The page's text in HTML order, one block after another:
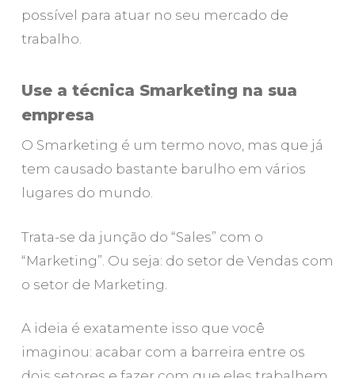
possível para atuar no seu mercado de
trabalho.
Use a técnica Smarketing na sua
empresa
O Smarketing é um termo novo, mas que já
tem causado bastante barulho em vários
lugares do mundo.
Trata-se da junção do “Sales” com o
“Marketing”. Ou seja: do setor de Vendas com
o setor de Marketing.
A ideia é exatamente isso que você
imaginou: acabar com a barreira entre os
Close
Close